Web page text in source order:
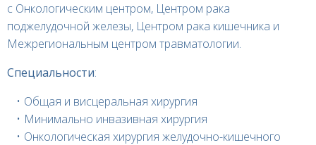
с Онкологическим центром, Центром рака
поджелудочной железы, Центром рака кишечника и
Межрегиональным центром травматологии.
Специальности:
Общая и висцеральная хирургия
Минимально инвазивная хирургия
Онкологическая хирургия желудочно-кишечного